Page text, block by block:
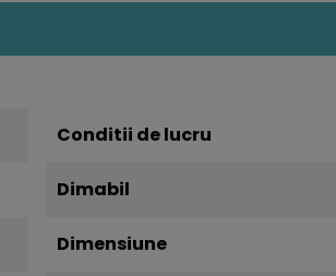
Conditii de lucru
Dimabil
Dimensiune